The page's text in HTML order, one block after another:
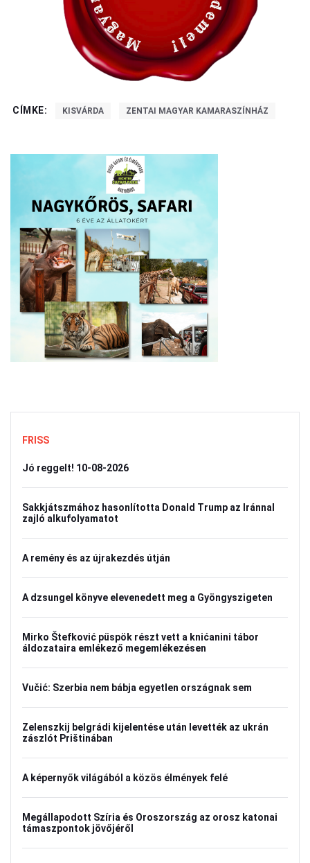
CÍMKE: KISVÁRDA ZENTAI MAGYAR KAMARASZÍNHÁZ
FRISS
Jó reggelt! 10-08-2026
Sakkjátszmához hasonlította Donald Trump az Iránnal
zajló alkufolyamatot
A remény és az újrakezdés útján
A dzsungel könyve elevenedett meg a Gyöngyszigeten
Mirko Štefković püspök részt vett a knićanini tábor
áldozataira emlékező megemlékezésen
Vučić: Szerbia nem bábja egyetlen országnak sem
Zelenszkij belgrádi kijelentése után levették az ukrán
zászlót Prištinában
A képernyők világából a közös élmények felé
Megállapodott Szíria és Oroszország az orosz katonai
támaszpontok jövőjéről